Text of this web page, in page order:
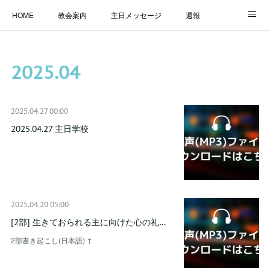
HOME 教会案内 主日メッセージ 週報
LINK
2025.04
2025.04.27 00:00
2025.04.27 主日学校
2025.04.20 05:00
[2部] 生きておられる主に向けた心の礼…
2部書き起こし(日本語) ↑